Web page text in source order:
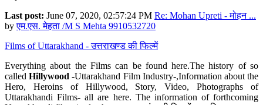
Last post: June 07, 2020, 02:57:24 PM Re: Mohan Upreti - मोहन ...
byएम.एस. मेहता /M S Mehta 9910532720
Films of Uttarakhand - उत्तराखण्ड की फिल्में
Everything about the Films can be found here.The history of so
calledHillywood-Uttarakhand Film Industry-,Information about the
Hero, Heroins of Hillywood, Story, Video, Photographs of
Uttarakhandi Films- all are here. The information of forthcoming